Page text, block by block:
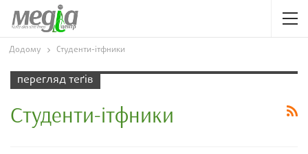
Додому Студенти-ітфники
перегляд теґів
Студенти-ітфники